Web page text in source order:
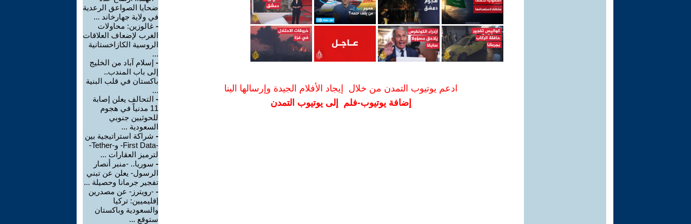
ادعم يوتيوب التمدن من خلال إيجاد الأفلام الجيدة وإرسالها الينا
إضافة يوتيوب-فلم إلى يوتيوب التمدن
ضحايا الصواعق الرعدية
في ولاية جهارخاند ...
- غالوزين: محاولات
الغرب لإضعاف العلاقات
الروسية الكازاخستانية
...
- إسلام آباد من الخليج
إلى باب المندب..
باكستان في قلب البنية
...
- التحالف يعلن إصابة
11 مدنياً في هجوم
للحوثيين جنوبي
السعودية ...
- شراكة استراتيجية بين
-First Data- و-Tether-
لترميز العقارات ...
- سوريا.. -منبر أنصار
الرسول- يعلن عن تبني
تفجير جرمانا وحصيلة ...
- -رويترز- عن مصدرين
إقليميين: تركيا
والسعودية وباكستان
ستوقع ...